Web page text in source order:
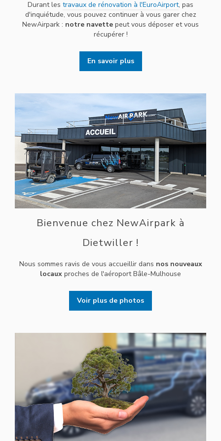
Durant les travaux de rénovation à l'EuroAirport, pas
d'inquiétude, vous pouvez continuer à vous garer chez
NewAirpark : notre navette peut vous déposer et vous
récupérer !
En savoir plus
Bienvenue chez NewAirpark à
Dietwiller !
Nous sommes ravis de vous accueillir dans nos nouveaux
locaux proches de l'aéroport Bâle-Mulhouse
Voir plus de photos